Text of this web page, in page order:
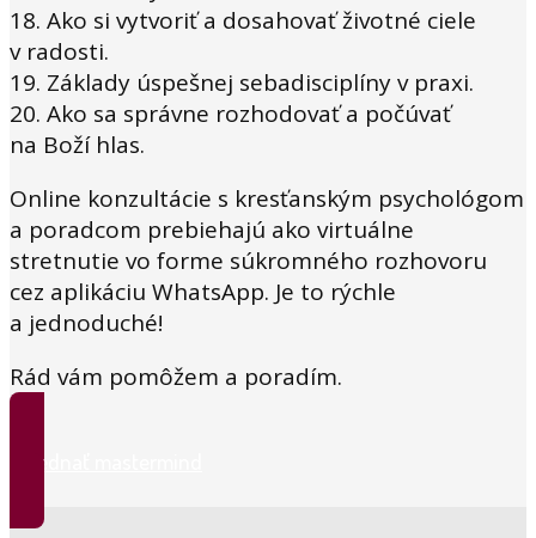
18. Ako si vytvoriť a dosahovať životné ciele
v radosti.
19. Základy úspešnej sebadisciplíny v praxi.
20. Ako sa správne rozhodovať a počúvať
na Boží hlas.
Online konzultácie s kresťanským psychológom
a poradcom prebiehajú ako virtuálne
stretnutie vo forme súkromného rozhovoru
cez aplikáciu WhatsApp. Je to rýchle
a jednoduché!
Rád vám pomôžem a poradím.
Objednať mastermind